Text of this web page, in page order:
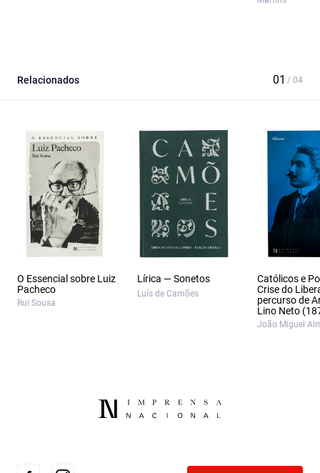
Relacionados
O Essencial sobre Luiz
Pacheco
Rui Sousa
Lírica — Sonetos
Luís de Camões
Católicos e
Crise do
percurso de
Lino Neto
João Miguel